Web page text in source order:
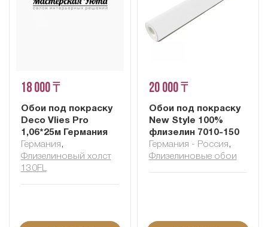
18 000 ₸
Обои под покраску
Deco Vlies Pro
1,06*25м Германия
Германия ,
Флизелиновый холст
130FL
20 000 ₸
Обои под покраску
New Style 100%
флизелин 7010-150
Германия - Россия ,
Флизелиновые обои